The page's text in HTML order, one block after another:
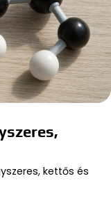
kettős és